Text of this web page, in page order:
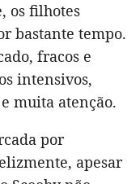
os filhotes
bastante tempo.
fracos e
intensivos,
muita atenção.
por
apesar